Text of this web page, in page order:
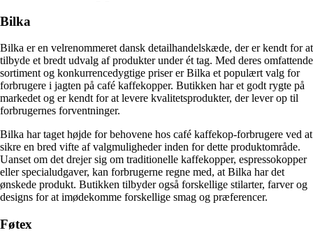
Bilka
Bilka er en velrenommeret dansk detailhandelskæde, der er kendt for at
tilbyde et bredt udvalg af produkter under ét tag. Med deres omfattende
sortiment og konkurrencedygtige priser er Bilka et populært valg for
forbrugere i jagten på café kaffekopper. Butikken har et godt rygte på
markedet og er kendt for at levere kvalitetsprodukter, der lever op til
forbrugernes forventninger.
Bilka har taget højde for behovene hos café kaffekop-forbrugere ved at
sikre en bred vifte af valgmuligheder inden for dette produktområde.
Uanset om det drejer sig om traditionelle kaffekopper, espressokopper
eller specialudgaver, kan forbrugerne regne med, at Bilka har det
ønskede produkt. Butikken tilbyder også forskellige stilarter, farver og
designs for at imødekomme forskellige smag og præferencer.
Føtex